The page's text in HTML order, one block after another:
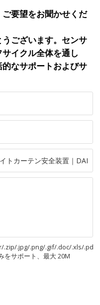
要望をお聞かせくだ
ございます。センサ
イクル全体を通し
なサポートおよびサ
.zip/.jpg/.png/.gif/.doc/.xls/.pdf
をサポート、最大 20M